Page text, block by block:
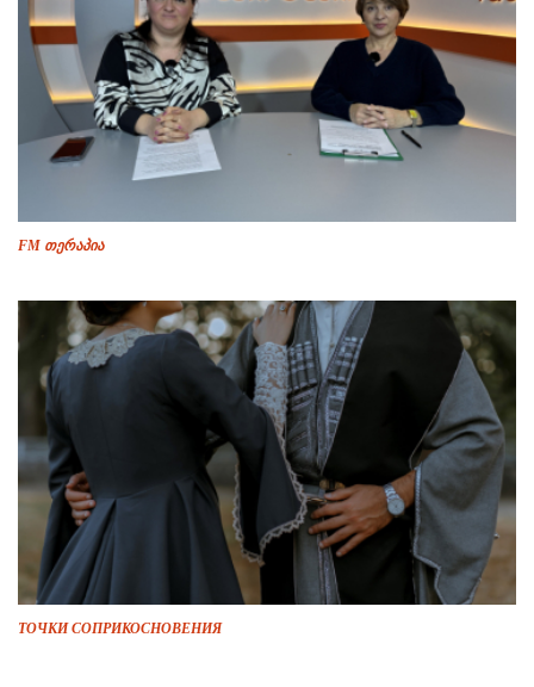
FM თერაპია
ТОЧКИ СОПРИКОСНОВЕНИЯ